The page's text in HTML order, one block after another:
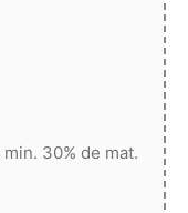
min. 30% de mat.